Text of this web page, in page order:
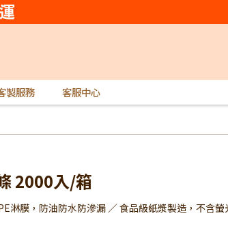
製服務 客服中心
2000入/箱
淋膜，防油防水防滲漏 ／ 食品級紙漿製造，不含螢